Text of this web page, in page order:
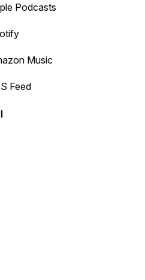
or backward.
Podcasts
Music
Feed